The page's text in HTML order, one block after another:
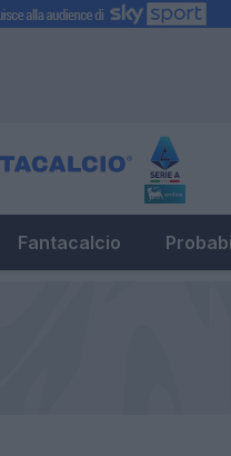
Fantacalcio